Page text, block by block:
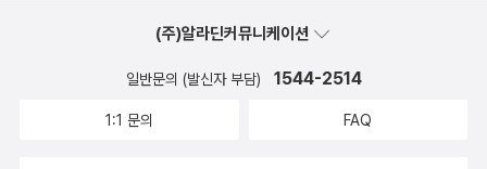
(주)알라딘커뮤니케이션
일반문의 (발신자 부담) 1544-2514
1:1 문의 FAQ